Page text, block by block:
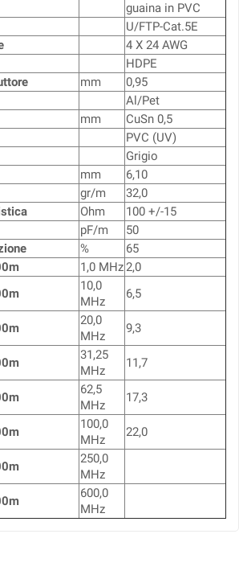
guaina in PVC
U/FTP-Cat.5E
4 X 24 AWG
HDPE
mm
0,95
Al/Pet
mm
CuSn 0,5
PVC (UV)
Grigio
mm
6,10
gr/m
32,0
Ohm
100 +/-15
pF/m
50
%
65
1,0 MHz 2,0
10,0
MHz
6,5
20,0
MHz
9,3
31,25
MHz
11,7
62,5
MHz
17,3
100,0
MHz
22,0
250,0
MHz
600,0
MHz